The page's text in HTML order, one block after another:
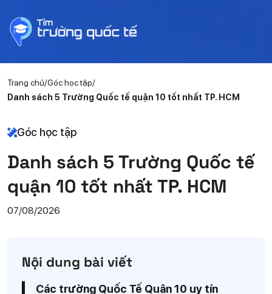
Trang chủ Góc học tập
Danh sách 5 Trường Quốc tế quận 10 tốt nhất TP. HCM
Góc học tập
Danh sách 5 Trường Quốc tế
quận 10 tốt nhất TP. HCM
07/08/2026
Nội dung bài viết
Các trường Quốc Tế Quận 10 uy tín